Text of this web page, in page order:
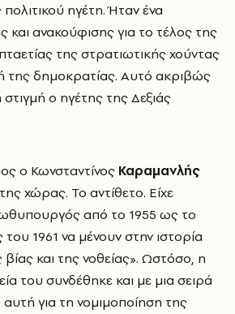
ηγέτη. Ήταν ένα
ανακούφισης για το τέλος της
της στρατιωτικής χούντας
της δημοκρατίας. Αυτό ακριβώς
ο ηγέτης της Δεξιάς
ο Κωνσταντίνος Καραμανλής
χώρας. Το αντίθετο. Είχε
από το 1955 ως το
του 1961 να μένουν στην ιστορία
και της νοθείας». Ωστόσο, η
του συνδέθηκε και με μια σειρά
για τη νομιμοποίηση της